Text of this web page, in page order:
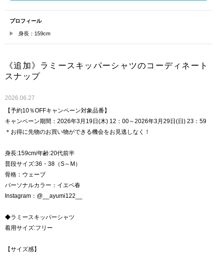
プロフィール
身長：159cm
《追加》ラミースキッパーシャツのコーディネート
スナップ
2026.06.27
【予約10％OFFキャンペーン対象品番】
キャンペーン期間：2026年3月19日(木) 12：00～2026年3月29日(日) 23：59
＊お得に先物のお買い物ができる機会をお見逃しなく！
身長:159cm/年齢:20代前半
普段サイズ:36・38（S～M）
骨格：ウェーブ
パーソナルカラー：イエベ春
Instagram：@__ayumi122__
◆ラミースキッパーシャツ
着用サイズ:フリー
【サイズ感】